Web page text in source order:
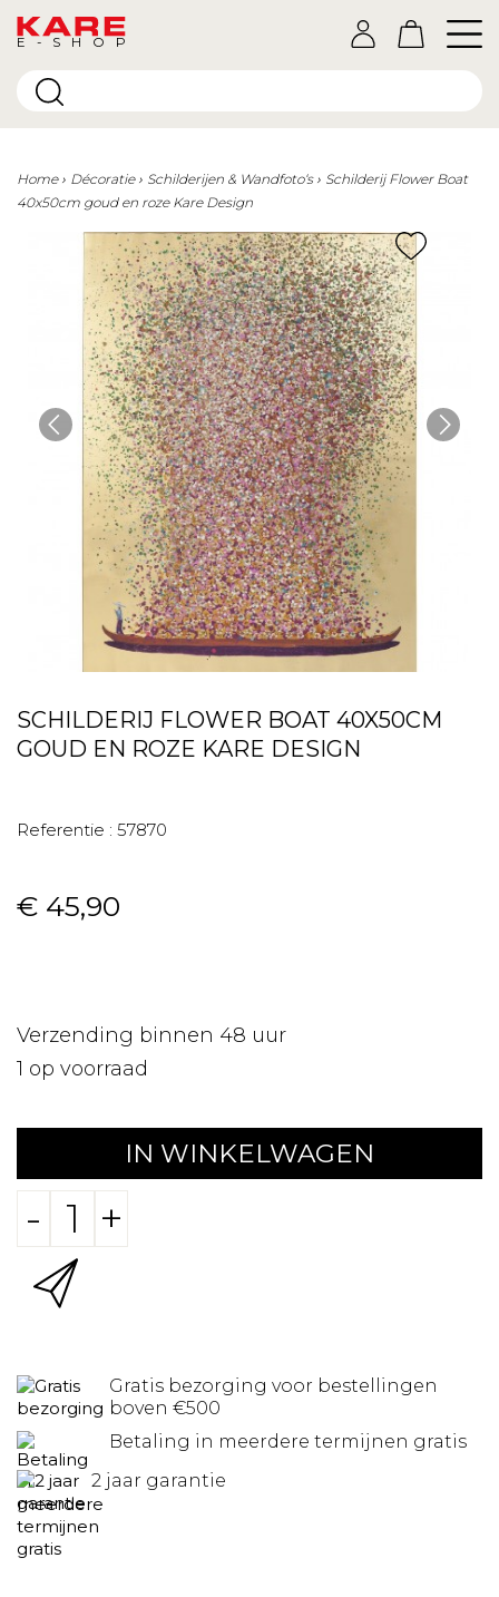
E-SHOP
Home Décoratie Schilderijen & Wandfoto‘s
Schilderij Flower Boat
40x50cm goud en roze Kare Design
SCHILDERIJ FLOWER BOAT 40X50CM
GOUD EN ROZE KARE DESIGN
Referentie : 57870
€ 45,90
Verzending binnen 48 uur
1 op voorraad
IN WINKELWAGEN
- +
Gratis bezorging voor bestellingen
boven €500
Betaling in meerdere termijnen gratis
2 jaar garantie